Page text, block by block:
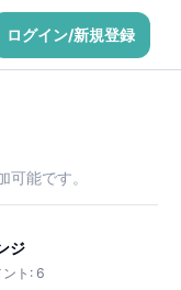
ログイン/新規登録
能です。
ジ
ト:6